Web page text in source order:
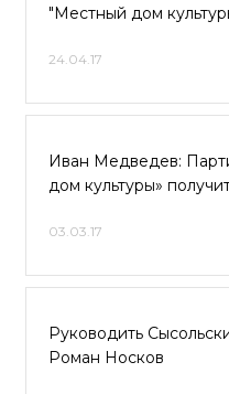
"Местный дом
24.04.17
Иван Медведев:
дом культуры»
03.03.17
Руководить
Роман Носков